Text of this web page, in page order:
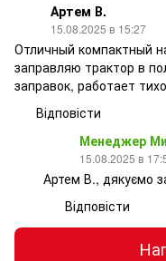
Артем В.
15.08.2025 в 15:27
Отличный компактный
заправляю трактор в
заправок, работает
Відповісти
Менеджер
15.08.2025 в
Артем В., дякуємо
Відповісти